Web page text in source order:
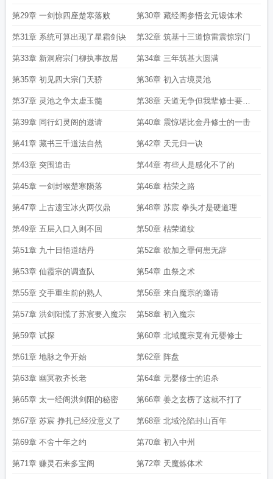
第29章 一剑惊四座楚寒落败 第30章 藏经阁参悟玄元锻体术
第31章 系统可算出现了星霜剑诀 第32章 筑基十三道惊雷震惊宗门
第33章 新洞府宗门柳执事故居 第34章 三年筑基大圆满
第35章 初见四大宗门天骄 第36章 初入古境灵池
第37章 灵池之争太虚玉髓 第38章 天道无争但我辈修士要争
一争
第39章 同行幻灵阁的邀请 第40章 震惊堪比金丹修士的一击
第41章 藏书三千道法自然 第42章 天元归一诀
第43章 突围追击 第44章 有些人是感化不了的
第45章 一剑封喉楚寒陨落 第46章 枯荣之路
第47章 上古遗宝冰火两仪鼎 第48章 苏宸 拳头才是硬道理
第49章 五层入口入则不回 第50章 枯荣道纹
第51章 九十日悟道结丹 第52章 欲加之罪何患无辞
第53章 仙霞宗的调查队 第54章 血祭之术
第55章 交手重生前的熟人 第56章 来自魔宗的邀请
第57章 洪剑阳慌了苏宸要入魔宗 第58章 初入魔宗
第59章 试探 第60章 北域魔宗竟有元婴修士
第61章 地脉之争开始 第62章 阵盘
第63章 幽冥教齐长老 第64章 元婴修士的追杀
第65章 太一经阁洪剑阳的秘密 第66章 姜之玄楞了这就不打了
第67章 苏宸 挣扎已经没意义了 第68章 北域沦陷封山百年
第69章 不舍十年之约 第70章 初入中州
第71章 赚灵石来多宝阁 第72章 天魔炼体术